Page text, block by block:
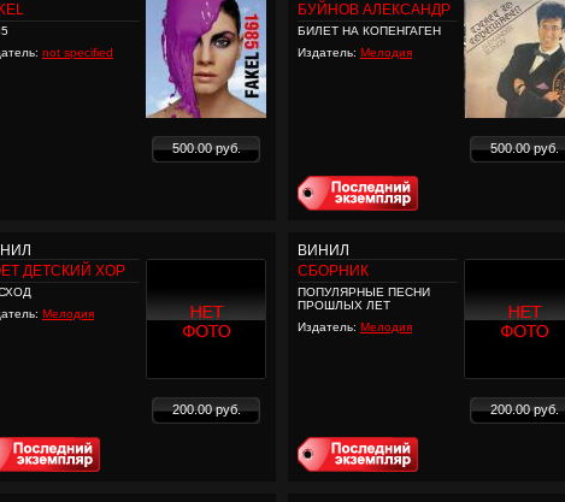
not specified
500.00 руб.
БУЙНОВ АЛЕКСАНДР
БИЛЕТ НА КОПЕНГАГЕН
Издатель: Мелодия
500.00 руб.
ДЕТСКИЙ ХОР
Мелодия
200.00 руб.
ВИНИЛ
СБОРНИК
ПОПУЛЯРНЫЕ ПЕСНИ
ПРОШЛЫХ ЛЕТ
Издатель: Мелодия
200.00 руб.